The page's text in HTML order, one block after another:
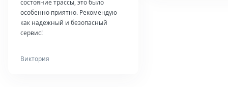
состояние трассы, это было
особенно приятно. Рекомендую
как надежный и безопасный
сервис!
Виктория